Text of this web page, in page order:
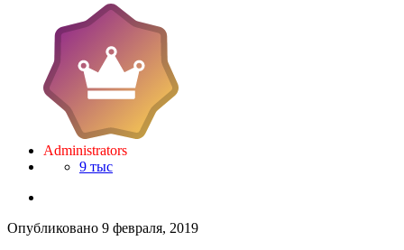
Administrators
9 тыс
Опубликовано 9 февраля, 2019